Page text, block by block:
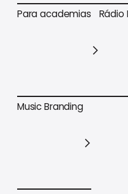
Para varejo em geral
Para academias
Para academias
Rádio
Music Branding